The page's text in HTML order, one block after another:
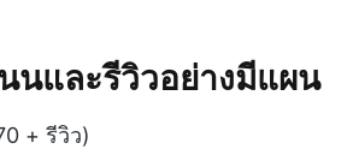
นและรีวิวอย่างมีแผน
+ รีวิว)